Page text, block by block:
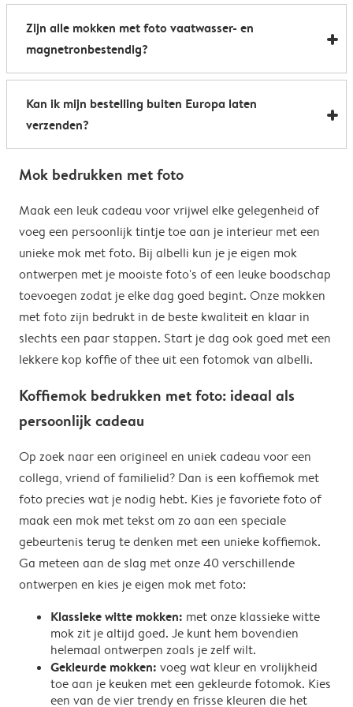
de kantine op het werk te voorzien van stijlvolle
koffiemokken met foto.
Al onze foto mokken hebben de afmetingen 8,2 x 9,5
cm. De inhoud bedraagt 285 ml.
Zijn alle mokken met foto vaatwasser- en
magnetronbestendig?
Bijna allemaal. Onze gepersonaliseerde foto mokken
kunnen zowel in de vaatwasser als in de magnetron.
Heel handig: je kunt er dus uit drinken, je drank
opwarmen en je fotomok na de afwas opnieuw
gebruiken. De enige uitzondering hierop zijn onze
de hand af te wassen om het magische
verrassingseffect zo goed mogelijk te behouden.
Kan ik mijn bestelling buiten Europa laten
verzenden?
afhankelijk van je afleveradres en worden deze tijdens
de verzendkosten voor bestellingen buiten de EU geen
eventuele bijkomende kosten van het land omvatten,
zoals invoerrechten, invoer-btw en douanekosten. Wij
zijn niet verantwoordelijk voor deze kosten. Je kunt
contact opnemen met je lokale douane-autoriteiten
om te zien of er extra kosten moeten worden betaald
voor je bestelling.
Mok bedrukken met foto
Maak een leuk cadeau voor vrijwel elke gelegenheid of
voeg een persoonlijk tintje toe aan je interieur met een
unieke mok met foto. Bij albelli kun je je eigen mok
ontwerpen met je mooiste foto's of een leuke boodschap
toevoegen zodat je elke dag goed begint. Onze mokken
met foto zijn bedrukt in de beste kwaliteit en klaar in
slechts een paar stappen. Start je dag ook goed met een
lekkere kop koffie of thee uit een fotomok van albelli.
Koffiemok bedrukken met foto: ideaal als
persoonlijk cadeau
Op zoek naar een origineel en uniek cadeau voor een
collega, vriend of familielid? Dan is een koffiemok met
foto precies wat je nodig hebt. Kies je favoriete foto of
maak een mok met tekst om zo aan een speciale
gebeurtenis terug te denken met een unieke koffiemok.
Ga meteen aan de slag met onze 40 verschillende
ontwerpen en kies je eigen mok met foto:
Klassieke witte mokken: met onze klassieke witte
mok zit je altijd goed. Je kunt hem bovendien
helemaal ontwerpen zoals je zelf wilt.
Gekleurde mokken: voeg wat kleur en vrolijkheid
toe aan je keuken met een gekleurde fotomok. Kies
een van de vier trendy en frisse kleuren die het